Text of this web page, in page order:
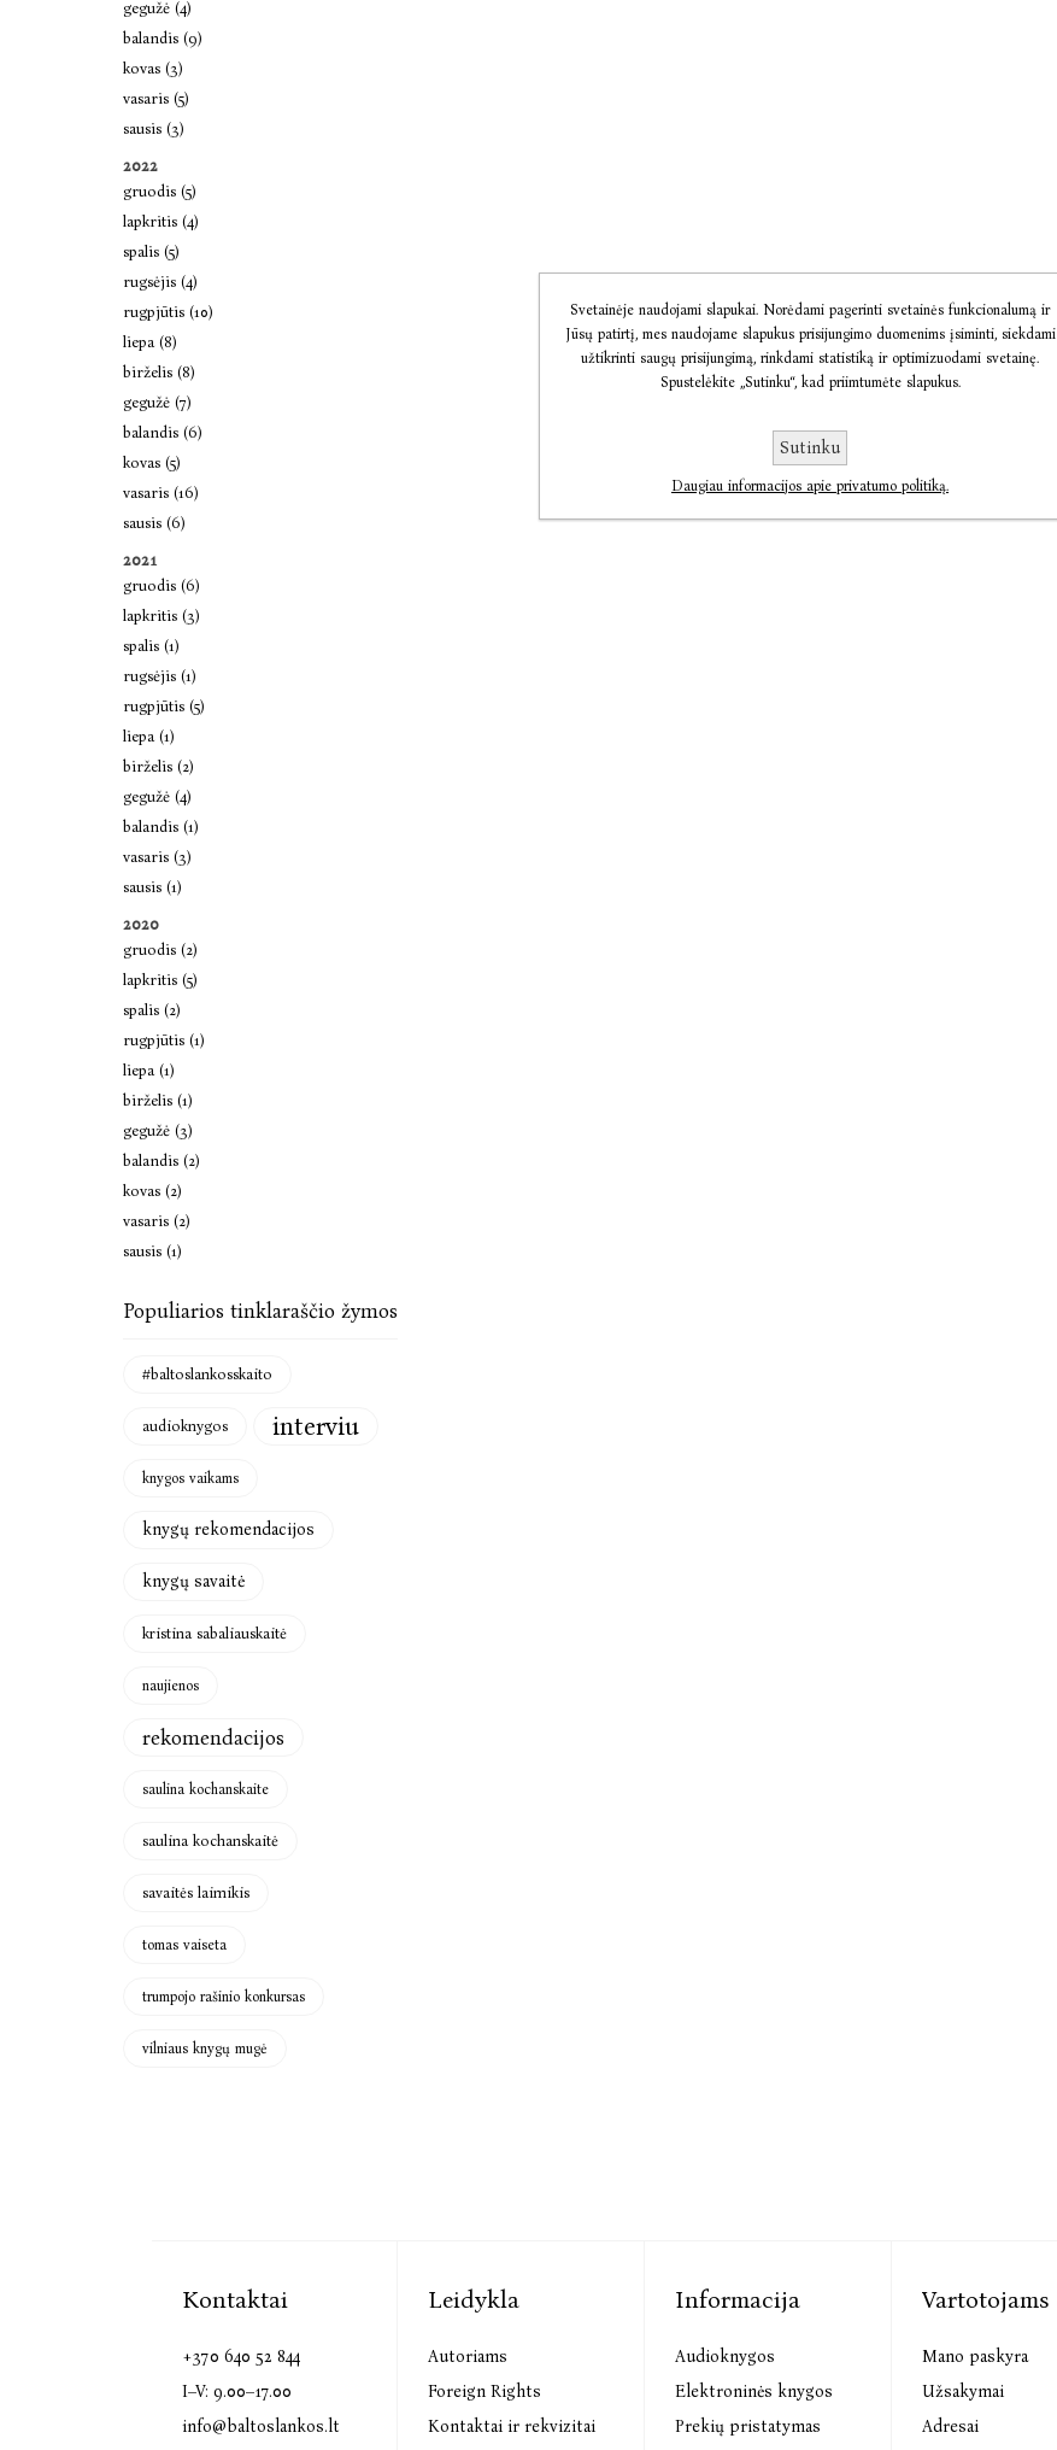
gegužė (4)
balandis (9)
kovas (3)
vasaris (5)
sausis (3)
2022
gruodis (5)
lapkritis (4)
spalis (5)
rugsėjis (4)
rugpjūtis (10)
liepa (8)
birželis (8)
gegužė (7)
balandis (6)
kovas (5)
vasaris (16)
sausis (6)
2021
gruodis (6)
lapkritis (3)
spalis (1)
rugsėjis (1)
rugpjūtis (5)
liepa (1)
birželis (2)
gegužė (4)
balandis (1)
vasaris (3)
sausis (1)
2020
gruodis (2)
lapkritis (5)
spalis (2)
rugpjūtis (1)
liepa (1)
birželis (1)
gegužė (3)
balandis (2)
kovas (2)
vasaris (2)
sausis (1)
Populiarios tinklaraščio žymos
#baltoslankosskaito
audioknygos interviu
knygos vaikams
knygų rekomendacijos
knygų savaitė
kristina sabaliauskaitė
naujienos
rekomendacijos
saulina kochanskaite
saulina kochanskaitė
savaitės laimikis
tomas vaiseta
trumpojo rašinio konkursas
vilniaus knygų mugė
Kontaktai
+370 640 52 844
I–V: 9.00–17.00
info@baltoslankos.lt
Leidykla
Autoriams
Foreign Rights
Kontaktai ir rekvizitai
Informacija
Audioknygos
Elektroninės knygos
Prekių pristatymas
Vartotojams
Mano paskyra
Užsakymai
Adresai
Svetainėje naudojami slapukai. Norėdami pagerinti svetainės funkcionalumą ir
Jūsų patirtį, mes naudojame slapukus prisijungimo duomenims įsiminti, siekdami
užtikrinti saugų prisijungimą, rinkdami statistiką ir optimizuodami svetainę.
Spustelėkite „Sutinku“, kad priimtumėte slapukus.
Sutinku
Daugiau informacijos apie privatumo politiką.